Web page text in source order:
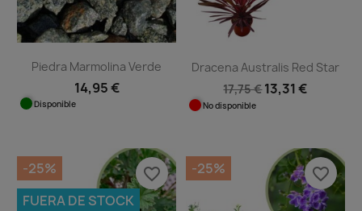
Piedra Marmolina Verde
14,95 €
Disponible
Dracena Australis Red Star
17,75 €13,31 €
No disponible
-25%
FUERA DE STOCK
favorite_border -25% favorite_border